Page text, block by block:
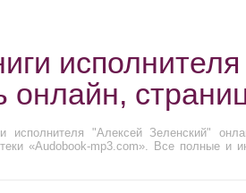
онлайн,
исполнителя "Алексей Зеленский"
«Audobook-mp3.com». Все полные и